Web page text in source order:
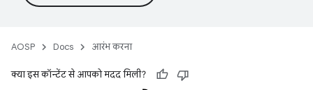
AOSP Docs आरंभ करना
क्या इस कॉन्टेंट से आपको मदद मिली?